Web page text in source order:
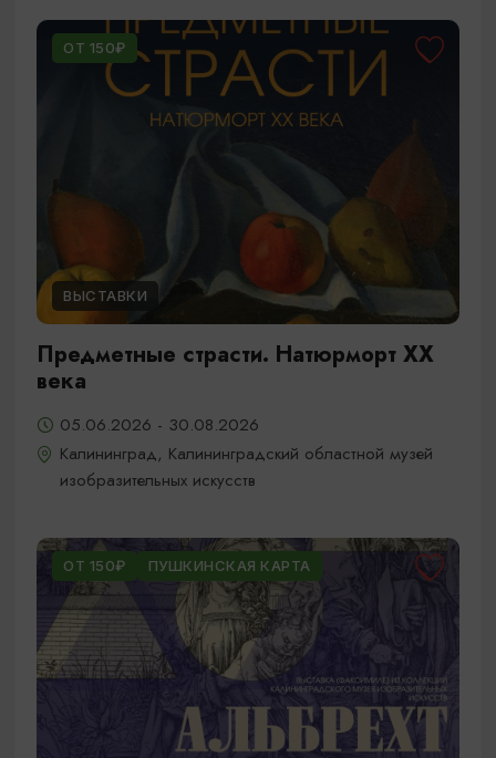
ОТ 150₽
ВЫСТАВКИ
Предметные страсти. Натюрморт XX
века
05.06.2026 - 30.08.2026
Калининград, Калининградский областной музей
изобразительных искусств
ОТ 150₽ ПУШКИНСКАЯ КАРТА